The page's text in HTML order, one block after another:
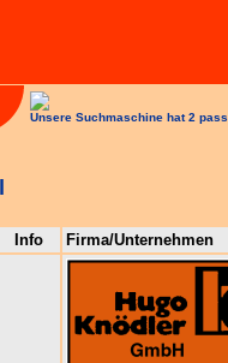
Unsere Suchmaschine hat 2
Info Firma/Unternehmen